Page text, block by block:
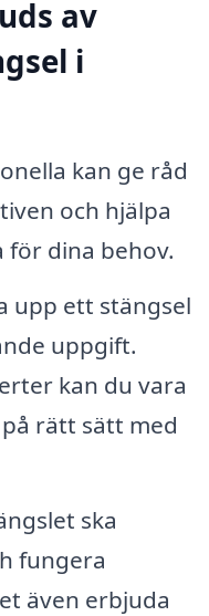
av
i
kan ge råd
och hjälpa
för dina behov.
upp ett stängsel
uppgift.
kan du vara
rätt sätt med
ska
fungera
även erbjuda